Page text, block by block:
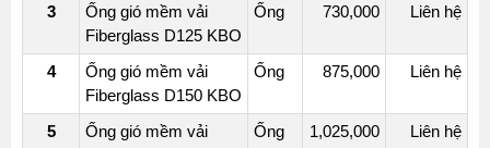
3
Ống gió mềm vải
Fiberglass D125 KBO
Ống 730,000 Liên hệ
4
Ống gió mềm vải
Fiberglass D150 KBO
Ống 875,000 Liên hệ
5
Ống gió mềm vải
Ống 1,025,000 Liên hệ